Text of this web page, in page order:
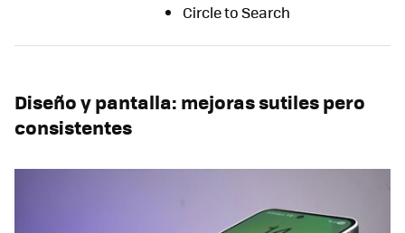
Circle to Search
Diseño y pantalla: mejoras sutiles pero
consistentes